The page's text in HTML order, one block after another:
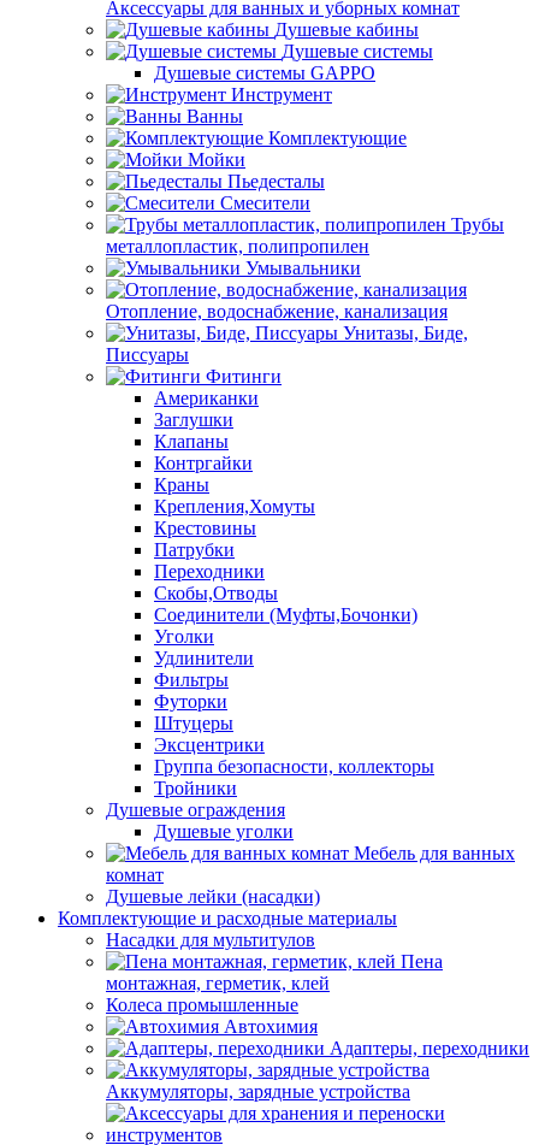
Аксессуары для ванных и уборных комнат
Душевые кабины
Душевые системы
Душевые системы GAPPO
Инструмент
Ванны
Комплектующие
Мойки
Пьедесталы
Смесители
Трубы
металлопластик, полипропилен
Умывальники
Отопление, водоснабжение, канализация
Унитазы, Биде,
Писсуары
Фитинги
Американки
Заглушки
Клапаны
Контргайки
Краны
Крепления,Хомуты
Крестовины
Патрубки
Переходники
Скобы,Отводы
Соединители (Муфты,Бочонки)
Уголки
Удлинители
Фильтры
Футорки
Штуцеры
Эксцентрики
Группа безопасности, коллекторы
Тройники
Душевые ограждения
Душевые уголки
Мебель для ванных
комнат
Душевые лейки (насадки)
Комплектующие и расходные материалы
Насадки для мультитулов
Пена
монтажная, герметик, клей
Колеса промышленные
Автохимия
Адаптеры, переходники
Аккумуляторы, зарядные устройства